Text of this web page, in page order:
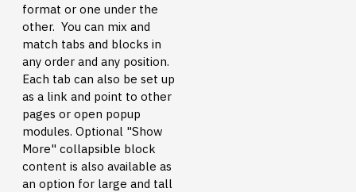
format or one under the
other. You can mix and
match tabs and blocks in
any order and any position.
Each tab can also be set up
as a link and point to other
pages or open popup
modules. Optional "Show
More" collapsible block
content is also available as
an option for large and tall